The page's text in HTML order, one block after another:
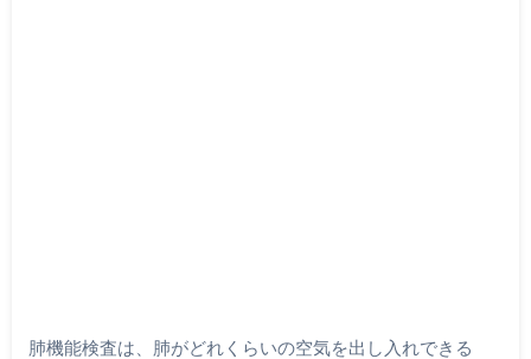
肺機能検査は、肺がどれくらいの空気を出し入れできる